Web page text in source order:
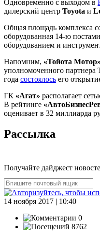
Одновременно с выходом в
дилерский центр Toyota и
Общая площадь комплекса
оборудованная 14-ю
оборудованием и
Напомним, «Тойота Мотор»
уполномоченного партнера
года состоялось его
ГК «Агат» располагает
В рейтинге
оценивает в 32 миллиарда
Рассылка
Получайте дайджест
14 ноября 2017 | 10:40
0
8762